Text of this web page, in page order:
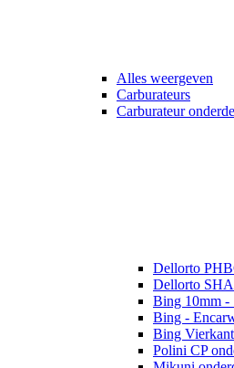
Alles weergeven
Carburateurs
Carburateur
Dellorto
Dellorto SHA
Bing 10mm -
Bing -
Bing
Polini CP